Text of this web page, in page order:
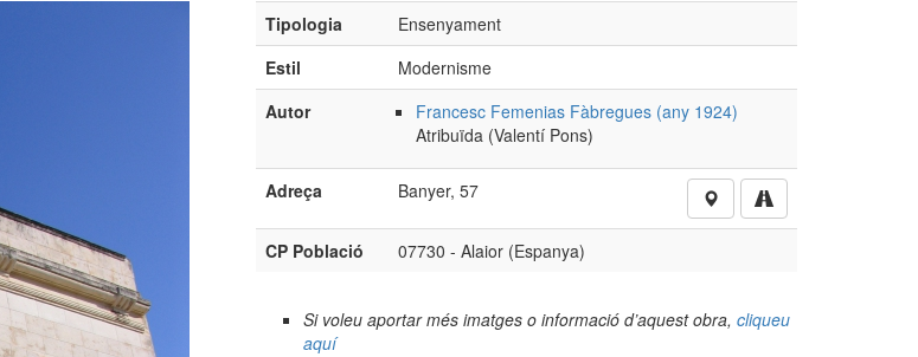
Tipologia
Ensenyament
Estil
Modernisme
Autor
Francesc Femenias Fàbregues (any 1924)
Atribuïda (Valentí Pons)
Adreça Banyer, 57
CP Població 07730 - Alaior (Espanya)
Si voleu aportar més imatges o informació d’aquest obra, cliqueu
aquí